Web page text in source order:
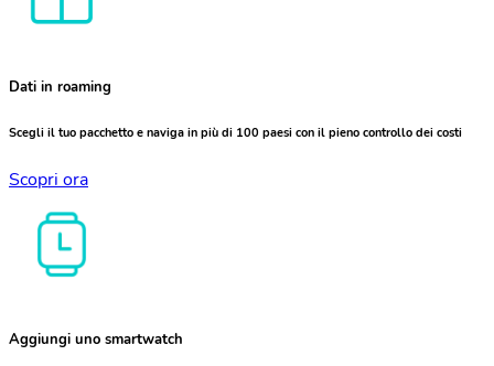
Dati in roaming
Scegli il tuo pacchetto e naviga in più di 100 paesi con il pieno controllo dei costi
Scopri ora
Aggiungi uno smartwatch